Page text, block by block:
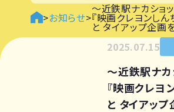
>お知らせ>
～近鉄駅ナカショ
『映画クレヨンし
と タイアップ企画
2025.07.15
～近鉄駅ナカ
『映画クレヨ
と タイアップ